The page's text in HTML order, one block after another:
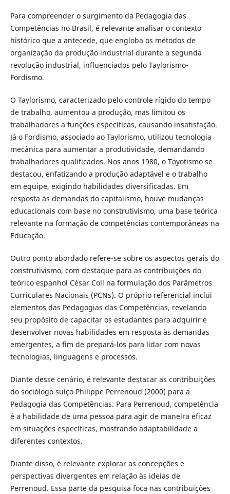
Para compreender o surgimento da Pedagogia das
Competências no Brasil, é relevante analisar o contexto
histórico que a antecede, que engloba os métodos de
organização da produção industrial durante a segunda
revolução industrial, influenciados pelo Taylorismo-
Fordismo.
O Taylorismo, caracterizado pelo controle rígido do tempo
de trabalho, aumentou a produção, mas limitou os
trabalhadores a funções específicas, causando insatisfação.
Já o Fordismo, associado ao Taylorismo, utilizou tecnologia
mecânica para aumentar a produtividade, demandando
trabalhadores qualificados. Nos anos 1980, o Toyotismo se
destacou, enfatizando a produção adaptável e o trabalho
em equipe, exigindo habilidades diversificadas. Em
resposta às demandas do capitalismo, houve mudanças
educacionais com base no construtivismo, uma base teórica
relevante na formação de competências contemporâneas na
Educação.
Outro ponto abordado refere-se sobre os aspectos gerais do
construtivismo, com destaque para as contribuições do
teórico espanhol César Coll na formulação dos Parâmetros
Curriculares Nacionais (PCNs). O próprio referencial inclui
elementos das Pedagogias das Competências, revelando
seu propósito de capacitar os estudantes para adquirir e
desenvolver novas habilidades em resposta às demandas
emergentes, a fim de prepará-los para lidar com novas
tecnologias, linguagens e processos.
Diante desse cenário, é relevante destacar as contribuições
do sociólogo suíço Philippe Perrenoud (2000) para a
Pedagogia das Competências. Para Perrenoud, competência
é a habilidade de uma pessoa para agir de maneira eficaz
em situações específicas, mostrando adaptabilidade a
diferentes contextos.
Diante disso, é relevante explorar as concepções e
perspectivas divergentes em relação às ideias de
Perrenoud. Essa parte da pesquisa foca nas contribuições